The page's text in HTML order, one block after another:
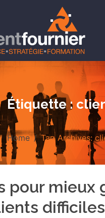
Étiquette :
Home Tag Archives:
pour mieux
difficiles